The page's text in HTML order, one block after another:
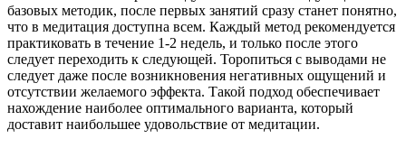
базовых методик, после первых занятий сразу станет понятно,
что в медитация доступна всем. Каждый метод рекомендуется
практиковать в течение 1-2 недель, и только после этого
следует переходить к следующей. Торопиться с выводами не
следует даже после возникновения негативных ощущений и
отсутствии желаемого эффекта. Такой подход обеспечивает
нахождение наиболее оптимального варианта, который
доставит наибольшее удовольствие от медитации.